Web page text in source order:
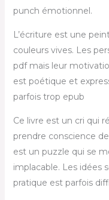
punch émotionnel.
L’écriture est une
couleurs vives. Les
pdf mais leur
est poétique et
parfois trop epub
Ce livre est un cri qui
prendre conscience
est un puzzle qui se
implacable. Les idées
pratique est parfois